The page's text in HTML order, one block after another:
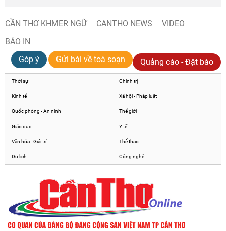
CẦN THƠ KHMER NGỮ CANTHO NEWS
VIDEO
BÁO IN
Góp ý
Gửi bài về toà soạn Quảng cáo - Đặt báo
Thời sự Chính trị
Kinh tế Xã hội - Pháp luật
Quốc phòng - An ninh Thế giới
Giáo dục Y tế
Văn hóa - Giải trí Thể thao
Du lịch Công nghệ